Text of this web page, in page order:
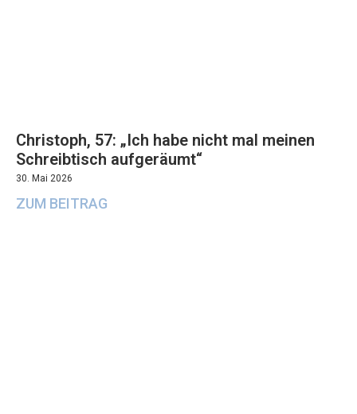
Christoph, 57: „Ich habe nicht mal meinen
Schreibtisch aufgeräumt“
30. Mai 2026
ZUM BEITRAG